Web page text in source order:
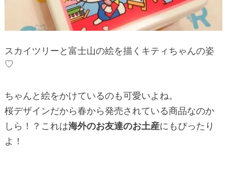
スカイツリーと富士山の絵を描くキティちゃんの姿
♡
ちゃんと絵をかけているのも可愛いよね。
桜デザインだから春から発売されている商品なのか
しら！？これは海外のお友達のお土産にもぴったり
よ！